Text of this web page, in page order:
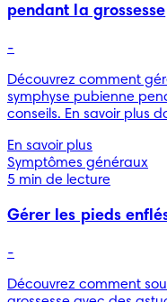
pendant la grossesse
-
Découvrez comment
symphyse pubienne
conseils. En savoir plus
En savoir plus
Symptômes généraux
5 min de lecture
Gérer les pieds
-
Découvrez comment